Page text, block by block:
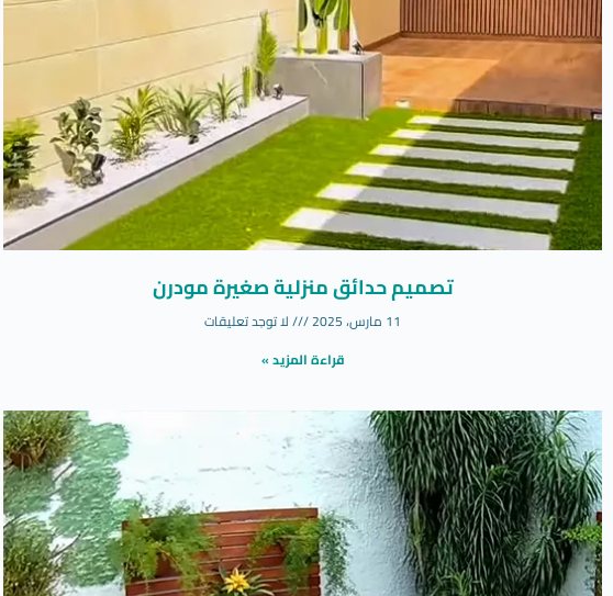
تصميم حدائق منزلية صغيرة مودرن
11 مارس، 2025
لا توجد تعليقات
قراءة المزيد »